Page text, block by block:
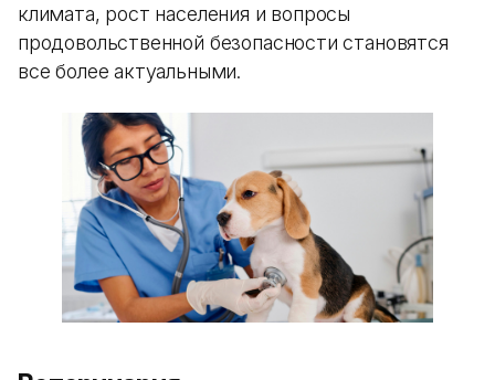
климата, рост населения и вопросы
продовольственной безопасности становятся
все более актуальными.